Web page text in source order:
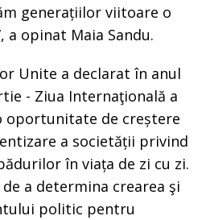
generațiilor viitoare o
a opinat Maia Sandu.
Unite a declarat în anul
- Ziua Internaţională a
oportunitate de creștere
a societății privind
în viața de zi cu zi.
a determina crearea şi
politic pentru